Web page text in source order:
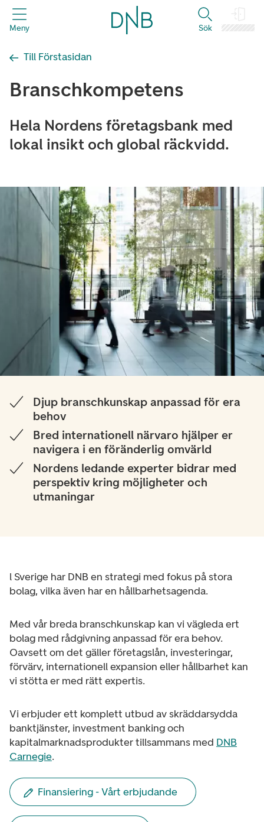
header.title
Meny Sök
Till Förstasidan
Branschkompetens
Hela Nordens företagsbank med
lokal insikt och global räckvidd.
Djup branschkunskap anpassad för era
behov
Bred internationell närvaro hjälper er
navigera i en föränderlig omvärld
Nordens ledande experter bidrar med
perspektiv kring möjligheter och
utmaningar
l Sverige har DNB en strategi med fokus på stora
bolag, vilka även har en hållbarhetsagenda.
Med vår breda branschkunskap kan vi vägleda ert
bolag med rådgivning anpassad för era behov.
Oavsett om det gäller företagslån, investeringar,
förvärv, internationell expansion eller hållbarhet kan
vi stötta er med rätt expertis.
Vi erbjuder ett komplett utbud av skräddarsydda
banktjänster, investment banking och
kapitalmarknadsprodukter tillsammans med DNB
Carnegie.
Finansiering - Vårt erbjudande